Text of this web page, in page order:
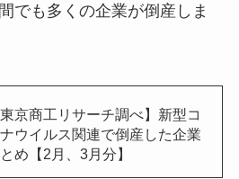
でも多くの企業が倒産しま
東京商工リサーチ調べ】新型コ
ウイルス関連で倒産した企業
め【2月、3月分】